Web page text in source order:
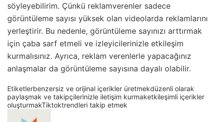
söyleyebilirim. Çünkü reklamverenler sadece
görüntüleme sayısı yüksek olan videolarda reklamlarını
yerleştirir. Bu nedenle, görüntüleme sayınızı arttırmak
için çaba sarf etmeli ve izleyicilerinizle etkileşim
kurmalısınız. Ayrıca, reklam verenlerle yapacağınız
anlaşmalar da görüntüleme sayısına dayalı olabilir.
Etiketlerbenzersiz ve orijinal içerikler üretmekdüzenli olarak
paylaşmak ve takipçilerinizle iletişim kurmaketkileşimli içerikler
oluşturmakTiktoktrendleri takip etmek